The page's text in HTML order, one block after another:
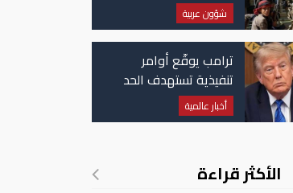
قتيلًا وعشرات الجرحى
شؤون عربية
ترامب يوقّع أوامر
تنفيذية تستهدف الحد
من منح الجنسية
الأمريكية بالولادة
أخبار عالمية
الأكثر قراءة